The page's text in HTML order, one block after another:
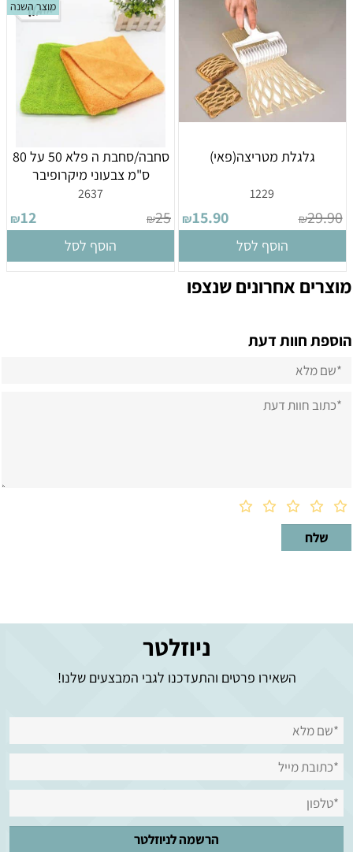
גלגלת מטריצה(פאי)
1229
₪29.90
₪15.90
הוסף לסל
מוצר השנה
סחבה/סחבת ה פלא 50 על 80
ס"מ צבעוני מיקרופיבר
2637
₪25
₪12
הוסף לסל
מוצרים אחרונים שנצפו
הוספת חוות דעת
ניוזלטר
השאירו פרטים והתעדכנו לגבי המבצעים שלנו!